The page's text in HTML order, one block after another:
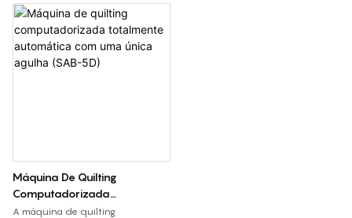
Máquina De Quilting
Computadorizada
Totalmente Automática Com
A máquina de quilting